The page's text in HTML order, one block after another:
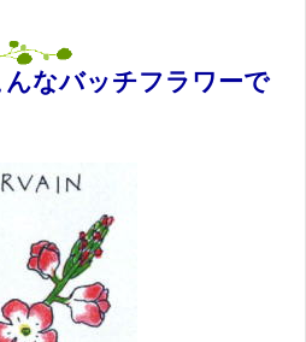
なバッチフラワーで